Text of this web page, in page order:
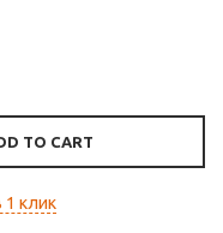
TO CART
1 клик